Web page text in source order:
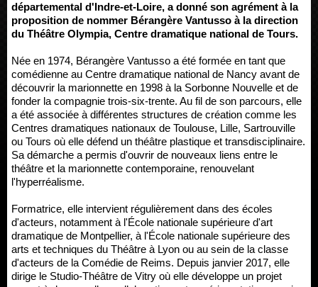
départemental d'Indre-et-Loire, a donné son agrément à la
proposition de nommer Bérangère Vantusso à la direction
du Théâtre Olympia, Centre dramatique national de Tours.
Née en 1974, Bérangère Vantusso a été formée en tant que
comédienne au Centre dramatique national de Nancy avant de
découvrir la marionnette en 1998 à la Sorbonne Nouvelle et de
fonder la compagnie trois-six-trente. Au fil de son parcours, elle
a été associée à différentes structures de création comme les
Centres dramatiques nationaux de Toulouse, Lille, Sartrouville
ou Tours où elle défend un théâtre plastique et transdisciplinaire.
Sa démarche a permis d'ouvrir de nouveaux liens entre le
théâtre et la marionnette contemporaine, renouvelant
l'hyperréalisme.
Formatrice, elle intervient régulièrement dans des écoles
d'acteurs, notamment à l'École nationale supérieure d'art
dramatique de Montpellier, à l'École nationale supérieure des
arts et techniques du Théâtre à Lyon ou au sein de la classe
d'acteurs de la Comédie de Reims. Depuis janvier 2017, elle
dirige le Studio-Théâtre de Vitry où elle développe un projet